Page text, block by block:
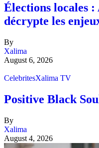
Élections locales :
décrypte les
By
Xalima
August 6, 2026
CelebritesXalima TV
Positive Black
By
Xalima
August 4, 2026